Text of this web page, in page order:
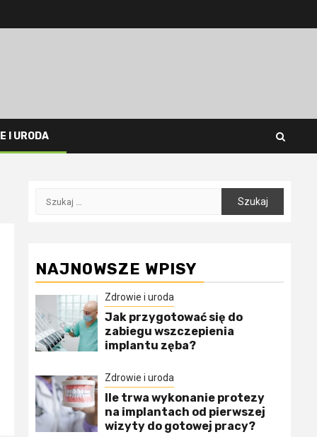
I URODA
NAJNOWSZE WPISY
Zdrowie i uroda
Jak przygotować się do
zabiegu wszczepienia
implantu zęba?
Zdrowie i uroda
Ile trwa wykonanie protezy
na implantach od pierwszej
wizyty do gotowej pracy?